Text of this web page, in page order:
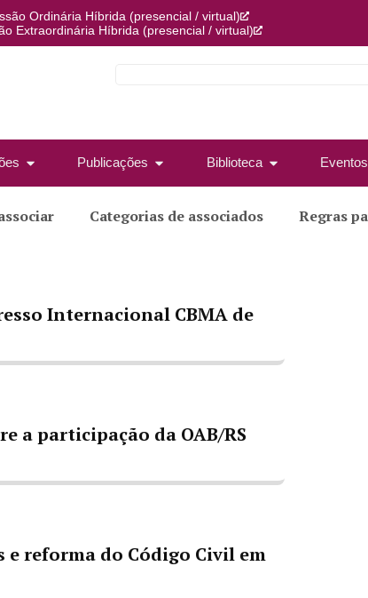
Ordinária Híbrida (presencial / virtual)
Extraordinária Híbrida (presencial / virtual)
Publicações Biblioteca Eventos
Categorias de associados Regras
Internacional CBMA de
a participação da OAB/RS
reforma do Código Civil em